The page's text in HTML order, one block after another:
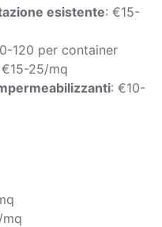
esistente: €15-
120 per container
€15-25/mq
: €10-